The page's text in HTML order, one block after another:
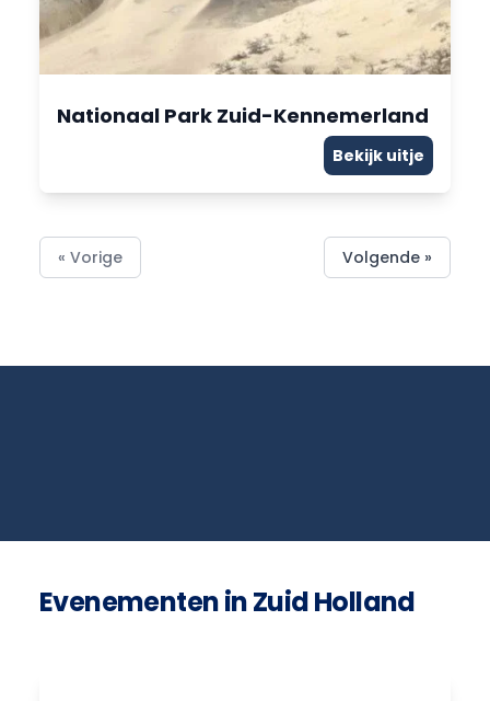
Nationaal Park Zuid-Kennemerland
Bekijk uitje
« Vorige Volgende »
Evenementen in Zuid Holland